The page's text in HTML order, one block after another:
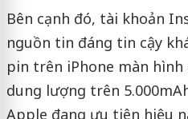
Bên cạnh đó, tài khoản
nguồn tin đáng tin cậy
pin trên iPhone màn hình
dung lượng trên
Apple đang ưu tiên hiệu